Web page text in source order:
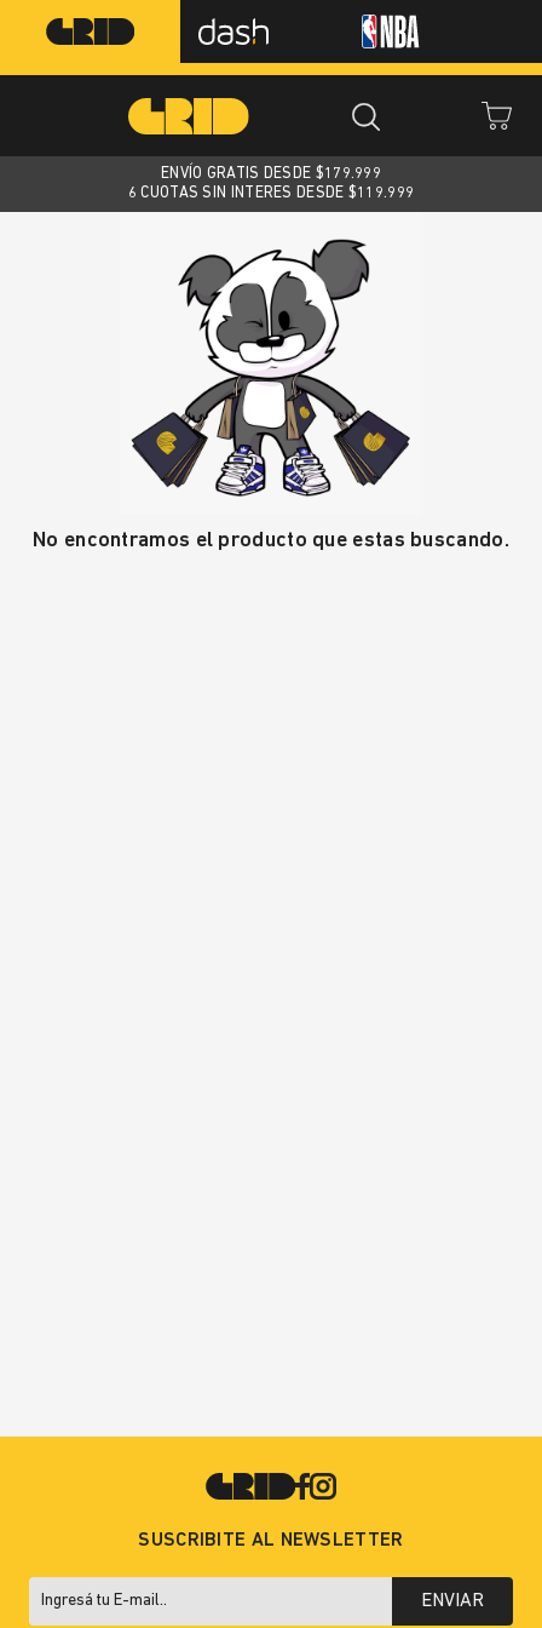
ENVÍO GRATIS DESDE $179.999
6 CUOTAS SIN INTERES DESDE $119.999
No encontramos el producto que estas buscando.
SUSCRIBITE AL NEWSLETTER
ENVIAR